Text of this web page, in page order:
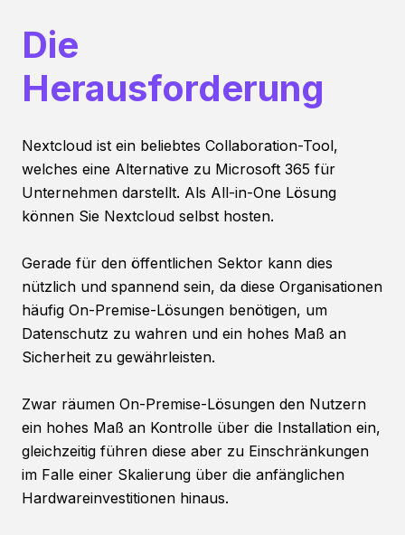
Die
Herausforderung
Nextcloud ist ein beliebtes Collaboration-Tool,
welches eine Alternative zu Microsoft 365 für
Unternehmen darstellt. Als All-in-One Lösung
können Sie Nextcloud selbst hosten.
Gerade für den öffentlichen Sektor kann dies
nützlich und spannend sein, da diese Organisationen
häufig On-Premise-Lösungen benötigen, um
Datenschutz zu wahren und ein hohes Maß an
Sicherheit zu gewährleisten.
Zwar räumen On-Premise-Lösungen den Nutzern
ein hohes Maß an Kontrolle über die Installation ein,
gleichzeitig führen diese aber zu Einschränkungen
im Falle einer Skalierung über die anfänglichen
Hardwareinvestitionen hinaus.